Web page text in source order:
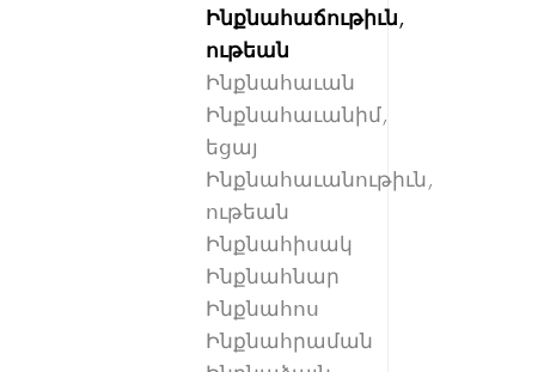
Ինքնահաճութիւն,
ութեան
Ինքնահաւան
Ինքնահաւանիմ,
եցայ
Ինքնահաւանութիւն,
ութեան
Ինքնահիսակ
Ինքնահնար
Ինքնահոս
Ինքնահրաման